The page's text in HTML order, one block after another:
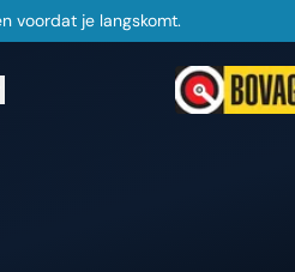
voordat je langskomt.